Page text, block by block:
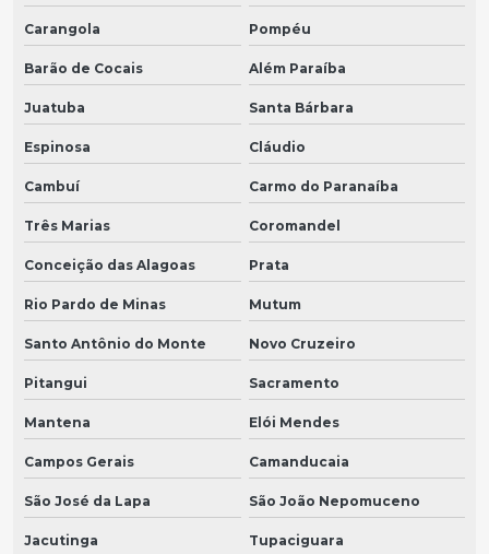
Carangola Pompéu
Barão de Cocais Além Paraíba
Juatuba Santa Bárbara
Espinosa Cláudio
Cambuí Carmo do Paranaíba
Três Marias Coromandel
Conceição das Alagoas Prata
Rio Pardo de Minas Mutum
Santo Antônio do Monte Novo Cruzeiro
Pitangui Sacramento
Mantena Elói Mendes
Campos Gerais Camanducaia
São José da Lapa São João Nepomuceno
Jacutinga Tupaciguara